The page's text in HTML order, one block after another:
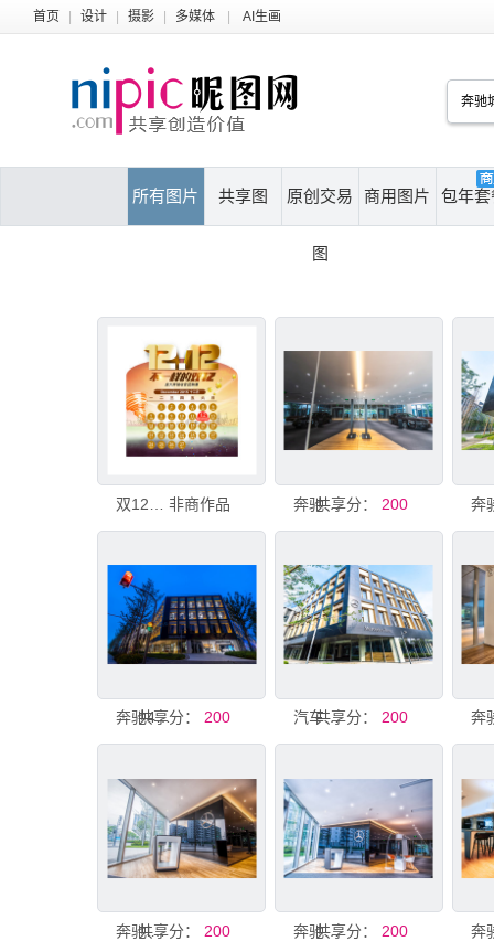
首页 设计 摄影 多媒体 AI生画
所有图片 共享图 原创交易
图
商用图片 包年套
非商作品 奔驰城市展厅
共享分： 200
奔驰4S店
共享分： 200 汽车展厅
共享分： 200
奔驰logo墙
共享分： 200 奔驰科技展厅
共享分： 200